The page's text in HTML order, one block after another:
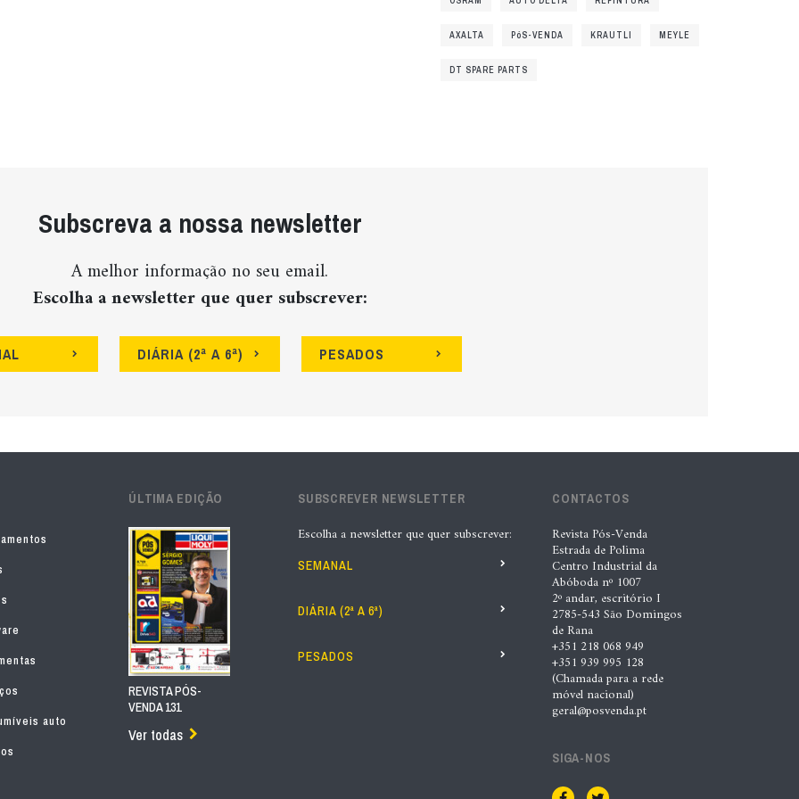
AXALTA PóS-VENDA KRAUTLI MEYLE
DT SPARE PARTS
Subscreva a nossa newsletter
A melhor informação no seu email.
Escolha a newsletter que quer subscrever:
DIÁRIA (2ª A 6ª) PESADOS
auto
ÚLTIMA EDIÇÃO
REVISTA PÓS-
VENDA 131
Ver todas
SUBSCREVER NEWSLETTER
Escolha a newsletter que quer subscrever:
SEMANAL
DIÁRIA (2ª A 6ª)
PESADOS
CONTACTOS
Revista Pós-Venda
Estrada de Polima
Centro Industrial da
Abóboda nº 1007
2º andar, escritório I
2785-543 São Domingos
de Rana
+351 218 068 949
+351 939 995 128
(Chamada para a rede
móvel nacional)
geral@posvenda.pt
SIGA-NOS